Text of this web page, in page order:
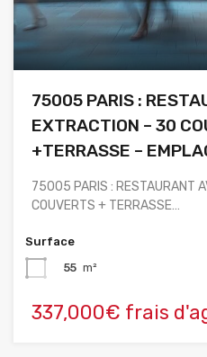
75005 PARIS :
EXTRACTION – 30
+TERRASSE –
75005 PARIS : RESTAURANT
COUVERTS + TERRASSE…
Surface
55 m²
337,000€ frais